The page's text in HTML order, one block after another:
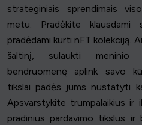
strateginiais sprendimais
metu. Pradėkite
pradėdami kurti nFT kolekciją.
šaltinį, sulaukti meninio
bendruomenę aplink savo
tikslai padės jums nustatyti
Apsvarstykite trumpalaikius ir
pradinius pardavimo tikslus ir